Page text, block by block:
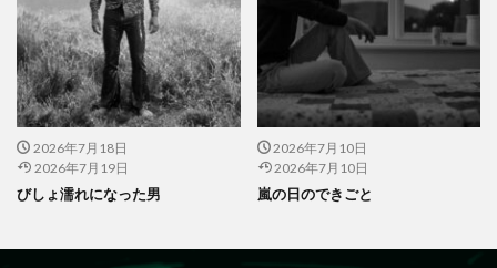
2026年7月18日
2026年7月19日
びしょ濡れになった男
2026年7月10日
2026年7月10日
嵐の日のできごと